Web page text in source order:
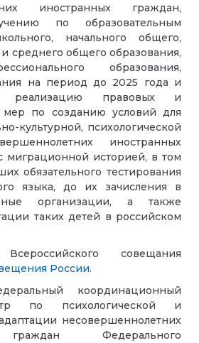
иностранных граждан,
по образовательным
начального общего,
среднего общего образования,
образования,
на период до 2025 года и
реализацию правовых и
мер по созданию условий для
культурной, психологической
иностранных
миграционной историей, в том
обязательного тестирования
языка, до их зачисления в
организации, а также
таких детей в российском
совещания
России.
координационный
по психологической и
несовершеннолетних
Федерального